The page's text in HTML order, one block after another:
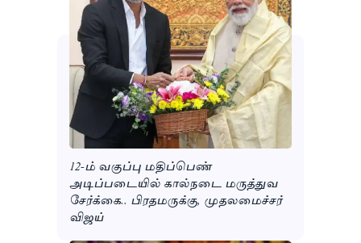
12-ம் வகுப்பு மதிப்பெண்
அடிப்படையில் கால்நடை மருத்துவ
சேர்க்கை.. பிரதமருக்கு, முதலமைச்சர்
விஜய்